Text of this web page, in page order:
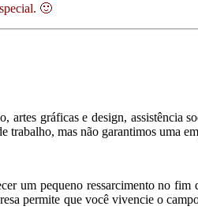
🙂
gráficas e design, assistência
mas não garantimos uma
um pequeno ressarcimento no
permite que você vivencie o